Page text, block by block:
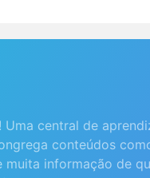
central de
conteúdos
muita informação de